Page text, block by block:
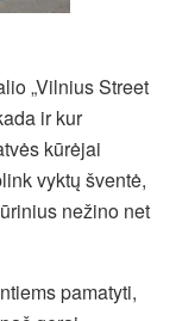
„Vilnius Street
ir kur
kūrėjai
vyktų šventė,
nežino net
pamatyti,